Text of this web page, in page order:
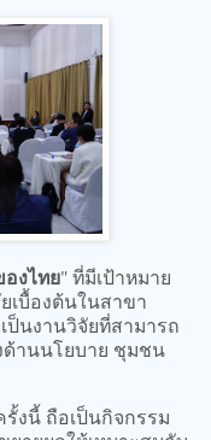
งไทย" ที่มีเป้าหมาย
เบื้องต้นในสาขา
นงานวิจัยที่สามารถ
ด้านนโยบาย ชุมชน
งนี้ ถือเป็นกิจกรรม